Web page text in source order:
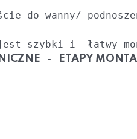
do wanny/
szybki i  łatwy
- ETAPY